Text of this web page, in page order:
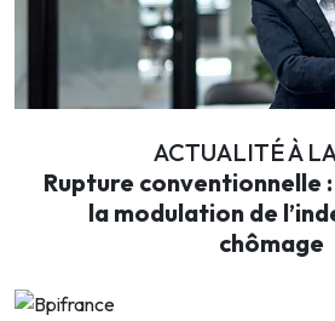
ACTUALITÉ À
Rupture conventionnelle
la modulation de
chômage